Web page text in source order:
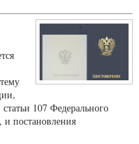
107 Федерального
постановления